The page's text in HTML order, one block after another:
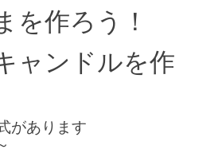
を作ろう！
ャンドルを作
があります